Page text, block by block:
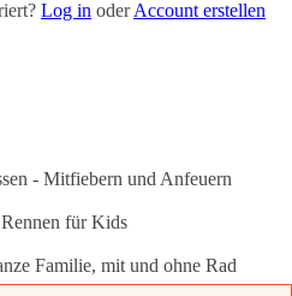
Log in oderAccount erstellen
- Mitfiebern und Anfeuern
für Kids
Familie, mit und ohne Rad